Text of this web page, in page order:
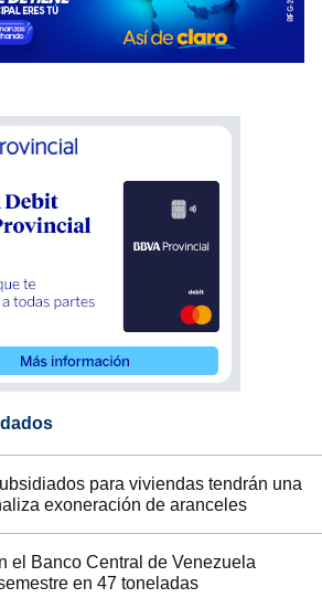
para viviendas tendrán una
exoneración de aranceles
el Banco Central de Venezuela
en 47 toneladas